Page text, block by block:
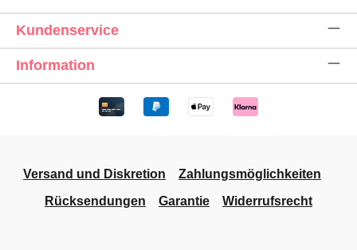
Kundenservice
Information
Versand und Diskretion
Zahlungsmöglichkeiten
Rücksendungen
Garantie Widerrufsrecht